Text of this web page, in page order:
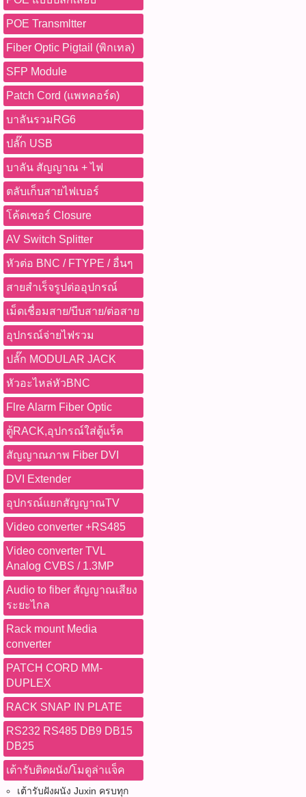
POE Transmltter
Fiber Optic Pigtail (พิกเทล)
SFP Module
Patch Cord (แพทคอร์ด)
บาลันรวมRG6
ปลั๊ก USB
บาลัน สัญญาณ + ไฟ
ตลับเก็บสายไฟเบอร์
โค้ดเชอร์ Closure
AV Switch Splitter
หัวต่อ BNC / FTYPE / อื่นๆ
สายสำเร็จรูปต่ออุปกรณ์
เม็ดเชื่อมสาย/บีบสาย/ต่อสาย
อุปกรณ์จ่ายไฟรวม
ปลั๊ก MODULAR JACK
หัวอะไหล่หัวBNC
Flre Alarm Fiber Optic
ตู้RACK,อุปกรณ์ใส่ตู้แร็ค
สัญญาณภาพ Fiber DVI
DVI Extender
อุปกรณ์แยกสัญญาณTV
Video converter +RS485
Video converter TVL
Analog CVBS / 1.3MP
Audio to fiber สัญญาณเสียง
ระยะไกล
Rack mount Media
converter
PATCH CORD MM-
DUPLEX
RACK SNAP IN PLATE
RS232 RS485 DB9 DB15
DB25
เต้ารับติดผนัง/โมดูล่าแจ็ค
เต้ารับฝังผนัง Juxin ครบทุก